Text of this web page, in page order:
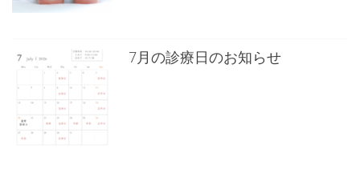
7月の診療日のお知らせ